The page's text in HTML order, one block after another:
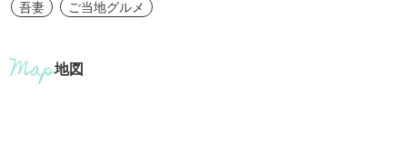
吾妻 ご当地グルメ
地図